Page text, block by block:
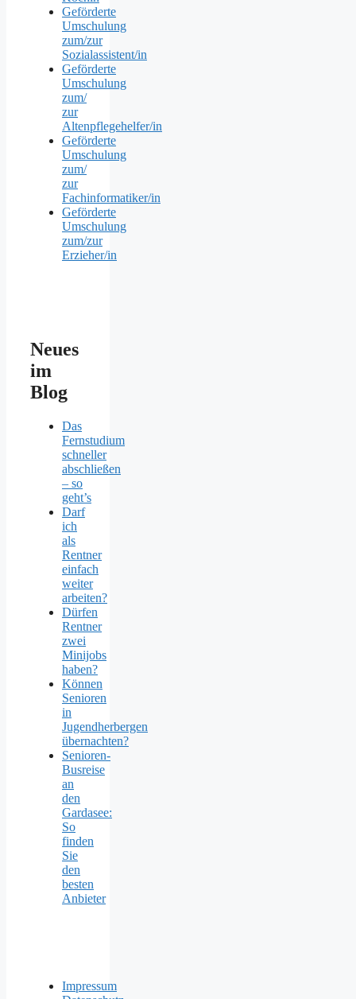
Geförderte
Umschulung
zum/zur
Sozialassistent/in
Geförderte
Umschulung
zum/
zur
Altenpflegehelfer/in
Geförderte
Umschulung
zum/
zur
Fachinformatiker/in
Geförderte
Umschulung
zum/zur
Erzieher/in
Neues
im
Blog
Das
Fernstudium
schneller
abschließen
– so
geht’s
Darf
ich
als
Rentner
einfach
weiter
arbeiten?
Dürfen
Rentner
zwei
Minijobs
haben?
Können
Senioren
in
Jugendherbergen
übernachten?
Senioren-
Busreise
an
den
Gardasee:
So
finden
Sie
den
besten
Anbieter
Impressum